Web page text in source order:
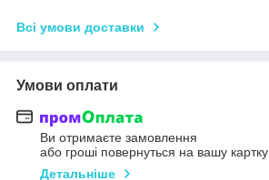
Всі умови доставки
Умови оплати
Ви отримаєте замовлення
або гроші повернуться на вашу картку
Детальніше